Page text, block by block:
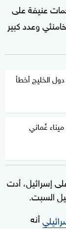
عنيفة على
وعدد كبير
الخليج أخطأ
عُماني
إسرائيل، أدت
السبت.
أنه